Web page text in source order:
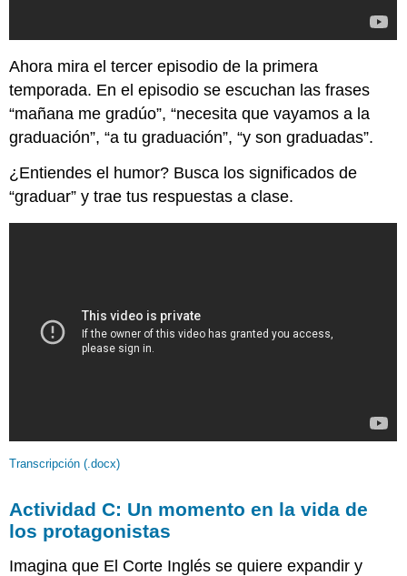
Ahora mira el tercer episodio de la primera
temporada. En el episodio se escuchan las frases
“mañana me gradúo”, “necesita que vayamos a la
graduación”, “a tu graduación”, “y son graduadas”.
¿Entiendes el humor? Busca los significados de
“graduar” y trae tus respuestas a clase.
Transcripción (.docx)
Actividad C: Un momento en la vida de
los protagonistas
Imagina que El Corte Inglés se quiere expandir y